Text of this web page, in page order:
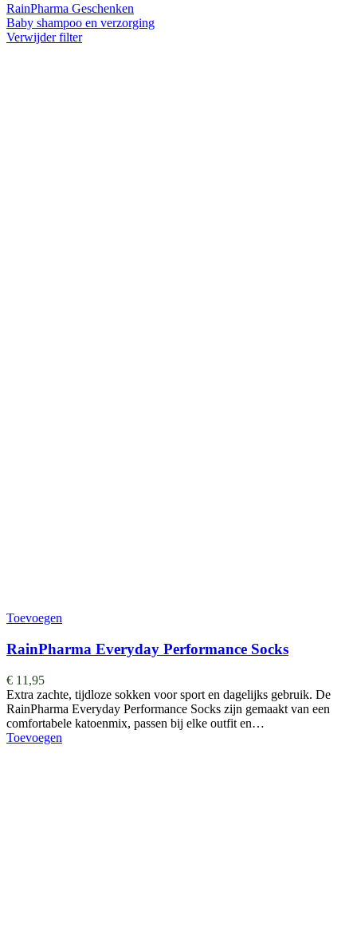
RainPharma Geschenken
Baby shampoo en verzorging
Verwijder filter
Toevoegen
RainPharma Everyday Performance Socks
€ 11,95
Extra zachte, tijdloze sokken voor sport en dagelijks gebruik. De
RainPharma Everyday Performance Socks zijn gemaakt van een
comfortabele katoenmix, passen bij elke outfit en…
Toevoegen